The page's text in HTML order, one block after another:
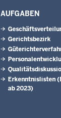
AUFGABEN
Gerichtsbezirk
Erkenntnislisten
ab 2023)